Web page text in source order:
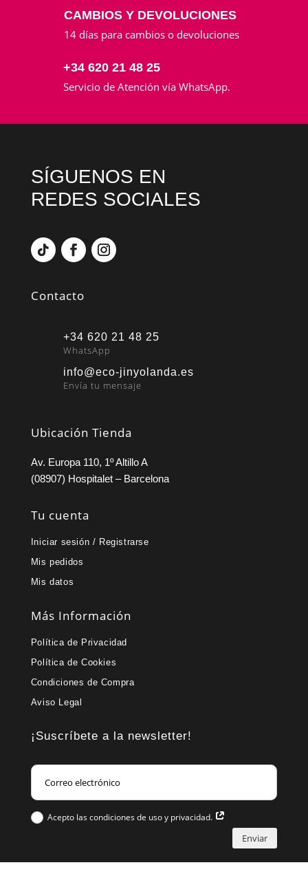
CAMBIOS Y DEVOLUCIONES
14 días para cambios o devoluciones
+34 620 21 48 25
Servicio de Atención vía WhatsApp.
SÍGUENOS EN
REDES SOCIALES
Contacto
+34 620 21 48 25
WhatsApp
info@eco-jinyolanda.es
Envía tu mensaje
Ubicación Tienda
Av. Europa 110, 1º Altillo A
(08907) Hospitalet – Barcelona
Tu cuenta
Iniciar sesión / Registrarse
Mis pedidos
Mis datos
Más Información
Política de Privacidad
Política de Cookies
Condiciones de Compra
Aviso Legal
¡Suscríbete a la newsletter!
Acepto las condiciones de uso y privacidad.
Enviar